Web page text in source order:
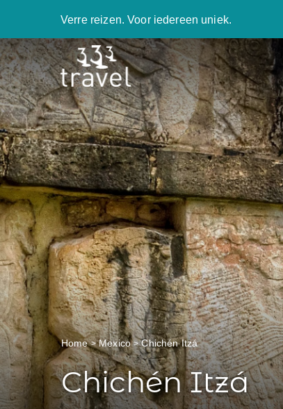
Verre reizen. Voor iedereen uniek.
Home Mexico Chichén Itzá
Chichén Itzá